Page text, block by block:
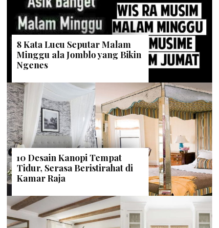
8 Kata Lucu Seputar Malam
Minggu ala Jomblo yang Bikin
Ngenes
10 Desain Kanopi Tempat
Tidur, Serasa Beristirahat di
Kamar Raja